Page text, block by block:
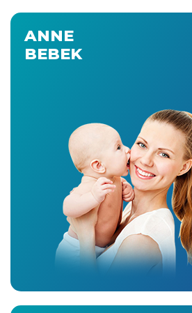
ANNE
BEBEK